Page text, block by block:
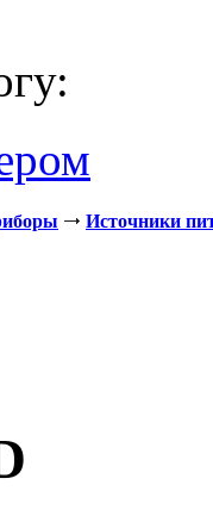
Источники